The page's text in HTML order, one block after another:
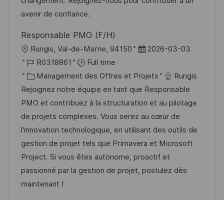
i
n
a
e
e
u
p
o
s
t
e
i
avenir de confiance.
Responsable PMO (F/H)
o
c
a
l
i
s
a
t
i
o
Rungis, Val-de-Marne, 94150
D
t
e
d
’
a
f
f
i
2026-03-03
R
é
f
é
r
e
n
c
e
d
R0318861
Full time
C
a
t
é
g
o
r
i
e
Management des Offres et Projets
Rungis
Rejoignez notre équipe en tant que Responsable
PMO et contribuez à la structuration et au pilotage
de projets complexes. Vous serez au cœur de
l'innovation technologique, en utilisant des outils de
gestion de projet tels que Primavera et Microsoft
Project. Si vous êtes autonome, proactif et
passionné par la gestion de projet, postulez dès
maintenant !